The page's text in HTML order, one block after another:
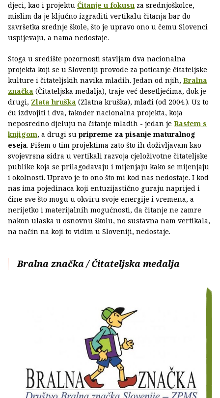
djeci, kao i projektu Čitanje u fokusu za srednjoškolce,
mislim da je ključno izgraditi vertikalu čitanja bar do
završetka srednje škole, što je upravo ono u čemu Slovenci
uspijevaju, a nama nedostaje.
Stoga u središte pozornosti stavljam dva nacionalna
projekta koji se u Sloveniji provode za poticanje čitateljske
kulture i čitateljskih navika mladih. Jedan od njih, Bralna
značka (Čitateljska medalja), traje već desetljećima, dok je
drugi, Zlata hruška (Zlatna kruška), mlađi (od 2004.). Uz to
ću izdvojiti i dva, također nacionalna projekta, koja
neposredno djeluju na čitanje mladih - jedan je Rastem s
knjigom, a drugi su pripreme za pisanje maturalnog
eseja. Pišem o tim projektima zato što ih doživljavam kao
svojevrsna sidra u vertikali razvoja cjeloživotne čitateljske
publike koja se prilagođavaju i mijenjaju kako se mijenjaju
i okolnosti. Upravo je to ono što mi kod nas nedostaje. I kod
nas ima pojedinaca koji entuzijastično guraju naprijed i
čine sve što mogu u okviru svoje energije i vremena, a
nerijetko i materijalnih mogućnosti, da čitanje ne zamre
nakon ulaska u osnovnu školu, no sustavna nam vertikala,
na način na koji to vidim u Sloveniji, nedostaje.
Bralna značka / Čitateljska medalja